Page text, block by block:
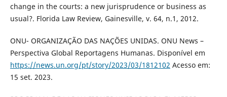
change in the courts: a new jurisprudence or business as
usual?. Florida Law Review, Gainesville, v. 64, n.1, 2012.
ONU- ORGANIZAÇÃO DAS NAÇÕES UNIDAS. ONU News –
Perspectiva Global Reportagens Humanas. Disponível em
https://news.un.org/pt/story/2023/03/1812102 Acesso em:
15 set. 2023.